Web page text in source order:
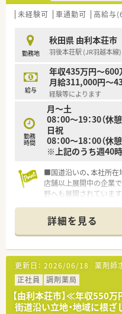
未経験可 車通勤可 高給与
勤務地
秋田県 由利本荘市
羽後本荘駅 (JR羽越本線)
給与
年収435万円～600
月給311,000円～
経験等によります
勤務
時間
月～土
08：00～19：30（休
日祝
08：00～18：00（休
※上記のうち週40
■国道沿いの、本社所在
店舗以上展開中の企業
野へも展開されています。
ニケーションで信頼を
詳細を見る
更新日： 2026/06/18 薬剤師
正社員
調剤薬局
【由利本荘市】≪年収550
街道沿い立地・地域に根